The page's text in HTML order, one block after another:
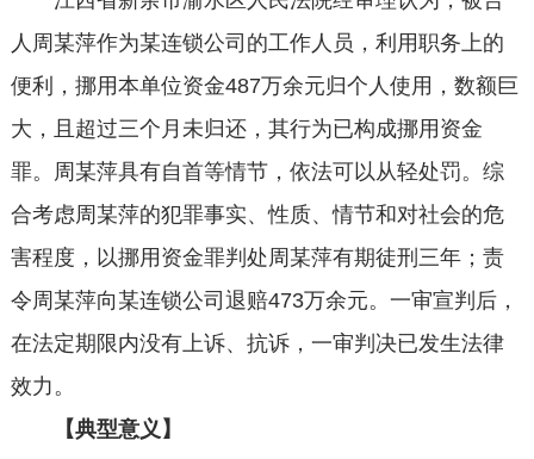
人周某萍作为某连锁公司的工作人员，利用职务上的
便利，挪用本单位资金487万余元归个人使用，数额巨
大，且超过三个月未归还，其行为已构成挪用资金
罪。周某萍具有自首等情节，依法可以从轻处罚。综
合考虑周某萍的犯罪事实、性质、情节和对社会的危
害程度，以挪用资金罪判处周某萍有期徒刑三年；责
令周某萍向某连锁公司退赔473万余元。一审宣判后，
在法定期限内没有上诉、抗诉，一审判决已发生法律
效力。
【典型意义】